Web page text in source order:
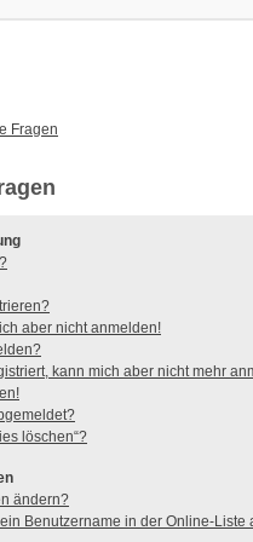
Fragen
aber nicht anmelden!
kann mich aber nicht mehr
löschen“?
ändern?
Benutzername in der Online-Liste